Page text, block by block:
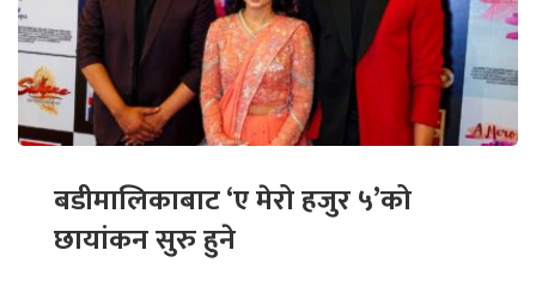
बडीमालिकाबाट ‘ए मेरो हजुर ५’को
छायांकन सुरु हुने